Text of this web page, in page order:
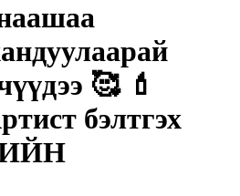
🥰 💄
бэлтгэх